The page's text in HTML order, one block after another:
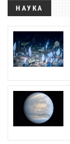
НАУКА